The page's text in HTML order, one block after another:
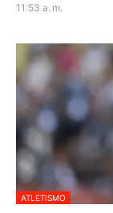
11:53 a. m.
ATLETISMO